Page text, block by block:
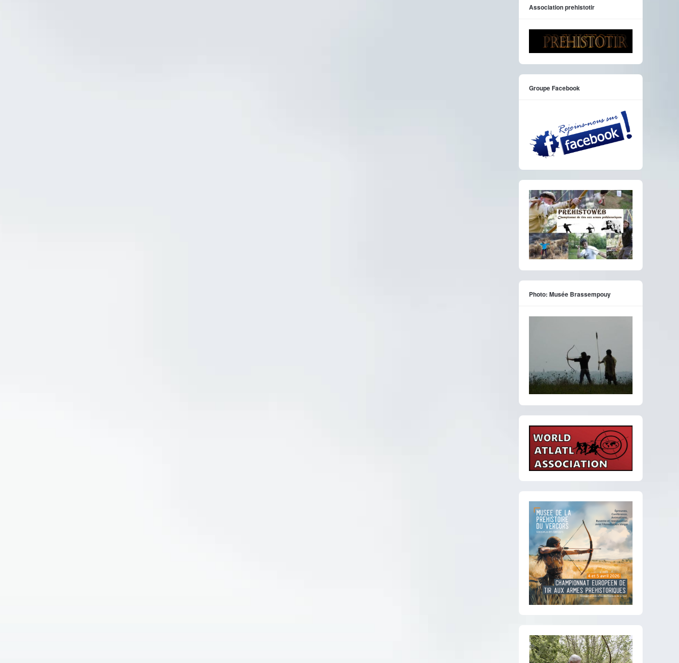
Association prehistotir
Groupe Facebook
Photo: Musée Brassempouy